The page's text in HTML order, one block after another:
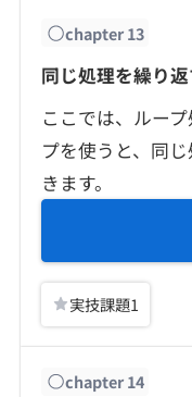
chapter13
同じ処理を繰り
ここでは、ルー
プを使うと、同
きます。
実技課題1
chapter14